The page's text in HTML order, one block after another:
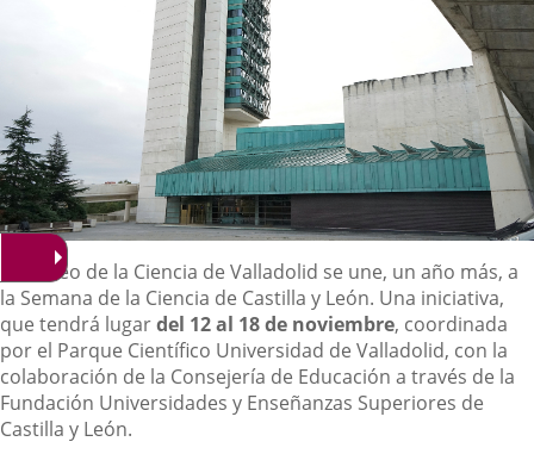
Descripción
El Museo de la Ciencia de Valladolid se une, un año más, a
la Semana de la Ciencia de Castilla y León. Una iniciativa,
que tendrá lugardel 12 al 18 de noviembre, coordinada
por el Parque Científico Universidad de Valladolid, con la
colaboración de la Consejería de Educación a través de la
Fundación Universidades y Enseñanzas Superiores de
Castilla y León.